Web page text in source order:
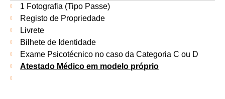
1 Fotografia (Tipo Passe)
Registo de Propriedade
Livrete
Bilhete de Identidade
Exame Psicotécnico no caso da Categoria C ou D
Atestado Médico em modelo próprio